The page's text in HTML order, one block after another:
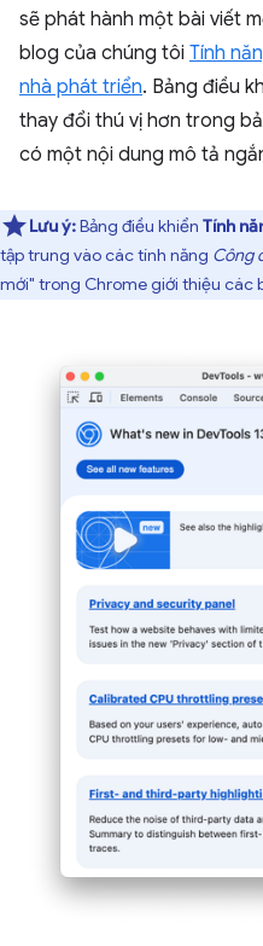
sẽ phát hành một bài viết
blog của chúng tôi Tính
nhà phát triển. Bảng điều
thay đổi thú vị hơn trong
có một nội dung mô tả
Lưu ý:Bảng điều khiển Tính
tập trung vào các tính năng Công
mới" trong Chrome giới thiệu các